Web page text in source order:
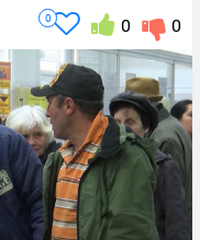
0
0
0